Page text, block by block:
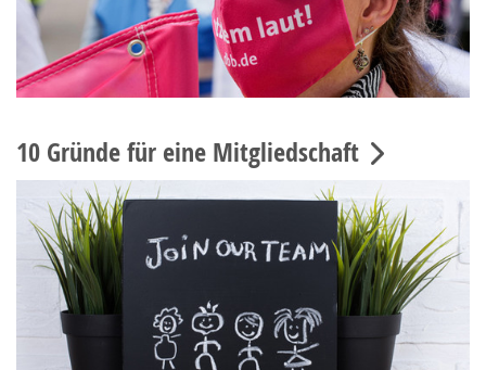
10 Gründe für eine Mitgliedschaft